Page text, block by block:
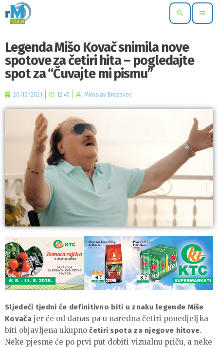
search menu
Legenda Mišo Kovač snimila nove
spotove za četiri hita – pogledajte
spot za “Čuvajte mi pismu”
20/10/2021 12:45 Miroslav Brezovec
Sljedeći tjedni će definitivno biti u znaku legende Miše
Kovačajer će od danas pa u naredna četiri ponedjeljka
biti objavljena ukupnočetiri spota za njegove hitove.
Neke pjesme će po prvi put dobiti vizualnu priču, a neke